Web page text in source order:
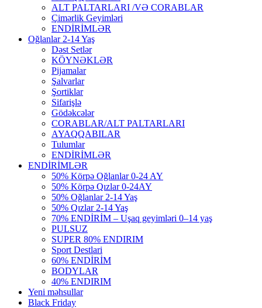
ALT PALTARLARI /VƏ CORABLAR
Çimərlik Geyimləri
ENDİRİMLƏR
Oğlanlar 2-14 Yaş
Dəst Setlər
KÖYNƏKLƏR
Pijamalar
Şalvarlar
Şortiklar
Sifarişlə
Gödəkcələr
CORABLAR/ALT PALTARLARI
AYAQQABILAR
Tulumlar
ENDİRİMLƏR
ENDİRİMLƏR
50% Körpə Oğlanlar 0-24 AY
50% Körpə Qızlar 0-24AY
50% Oğlanlar 2-14 Yaş
50% Qızlar 2-14 Yaş
70% ENDİRİM – Uşaq geyimləri 0–14 yaş
PULSUZ
SUPER 80% ENDIRIM
Sport Destlari
60% ENDİRİM
BODYLAR
40% ENDIRIM
Yeni məhsullar
Black Friday